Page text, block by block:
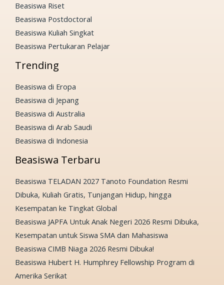
Beasiswa Riset
Beasiswa Postdoctoral
Beasiswa Kuliah Singkat
Beasiswa Pertukaran Pelajar
Trending
Beasiswa di Eropa
Beasiswa di Jepang
Beasiswa di Australia
Beasiswa di Arab Saudi
Beasiswa di Indonesia
Beasiswa Terbaru
Beasiswa TELADAN 2027 Tanoto Foundation Resmi
Dibuka, Kuliah Gratis, Tunjangan Hidup, hingga
Kesempatan ke Tingkat Global
Beasiswa JAPFA Untuk Anak Negeri 2026 Resmi Dibuka,
Kesempatan untuk Siswa SMA dan Mahasiswa
Beasiswa CIMB Niaga 2026 Resmi Dibuka!
Beasiswa Hubert H. Humphrey Fellowship Program di
Amerika Serikat